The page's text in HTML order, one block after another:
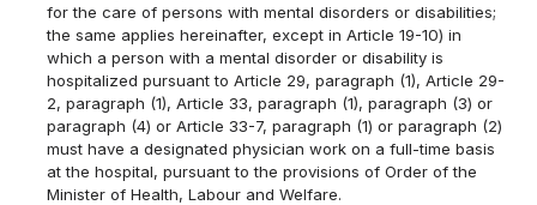
for the care of persons with mental disorders or disabilities;
the same applies hereinafter, except in Article 19-10) in
which a person with a mental disorder or disability is
hospitalized pursuant to Article 29, paragraph (1), Article 29-
2, paragraph (1), Article 33, paragraph (1), paragraph (3) or
paragraph (4) or Article 33-7, paragraph (1) or paragraph (2)
must have a designated physician work on a full-time basis
at the hospital, pursuant to the provisions of Order of the
Minister of Health, Labour and Welfare.